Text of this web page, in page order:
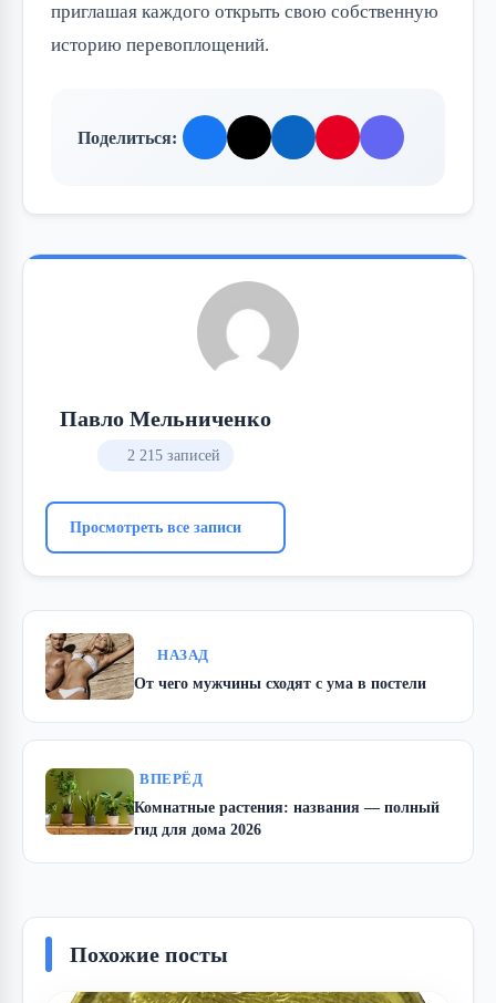
приглашая каждого открыть свою собственную
историю перевоплощений.
Поделиться:
Павло Мельниченко
2 215 записей
Просмотреть все записи
НАЗАД
От чего мужчины сходят с ума в постели
ВПЕРЁД
Комнатные растения: названия — полный
гид для дома 2026
Похожие посты